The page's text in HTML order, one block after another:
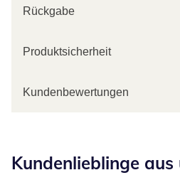
Rückgabe
Produktsicherheit
Kundenbewertungen
Kundenlieblinge aus